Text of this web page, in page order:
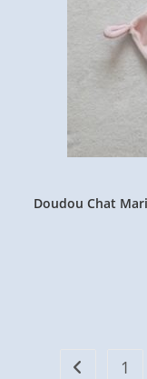
Doudou Chat
1